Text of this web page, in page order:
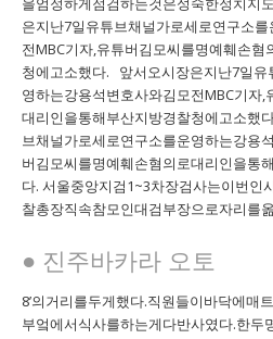
은지난7일유튜브채널가로세로연구소
전MBC기자,유튜버김모씨를명예훼손
청에고소했다. 앞서오시장은지난7일유
영하는강용석변호사와김모전MBC기자
대리인을통해부산지방경찰청에고소했
브채널가로세로연구소를운영하는강용
버김모씨를명예훼손혐의로대리인을통
다. 서울중앙지검1~3차장검사는이번인
찰총장직속참모인대검부장으로자리를
● 진주바카라 오토
8’의거리를두게했다.직원들이바닥에매
부엌에서식사를하는게다반사였다.한두